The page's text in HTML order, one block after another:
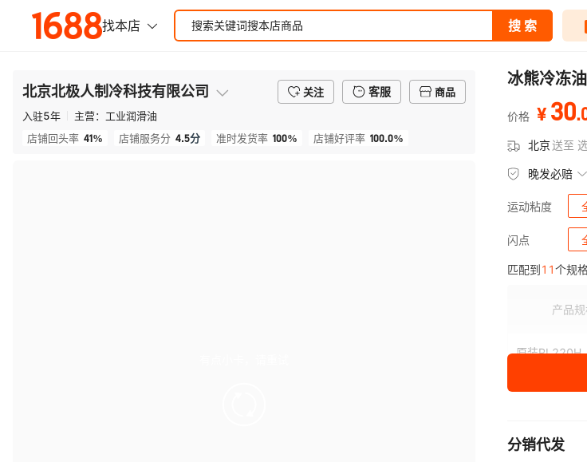
北京北极人制冷科技有限公司 关注 客服
商品
入驻5年 主营： 工业润滑油
店铺回头率 41% 店铺服务分 4.5分 准时发货率 100% 店铺好评率 100.0%
冰熊冷冻
价格 ¥ 30.
北京送至
晚发必赔
运动粘度
闪点
匹配到11个规
产品
原装RL220H
冰熊冷冻油
分销代发